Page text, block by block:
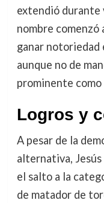
extendió durante
nombre comenzó
ganar notoriedad
aunque no de
prominente como
Logros y
A pesar de la
alternativa,
el salto a la
de matador de